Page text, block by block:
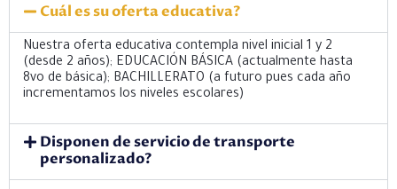
Cuál es su oferta educativa?
Nuestra oferta educativa contempla nivel inicial 1 y 2
(desde 2 años); EDUCACIÓN BÁSICA (actualmente hasta
8vo de básica); BACHILLERATO (a futuro pues cada año
incrementamos los niveles escolares)
Disponen de servicio de transporte
personalizado?